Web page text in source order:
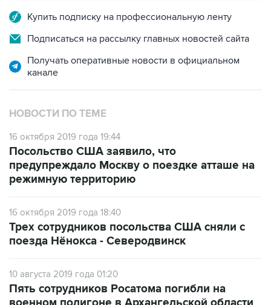
Подписаться на рассылку главных новостей сайта
Получать оперативные новости в официальном
НОВОСТИ ПО ТЕМЕ
16 октября 2019 года 19:44
предупреждало Москву о поездке атташе на
режимную территорию
16 октября 2019 года 18:40
поезда Нёнокса - Северодвинск
10 августа 2019 года 01:20
военном полигоне в Архангельской области